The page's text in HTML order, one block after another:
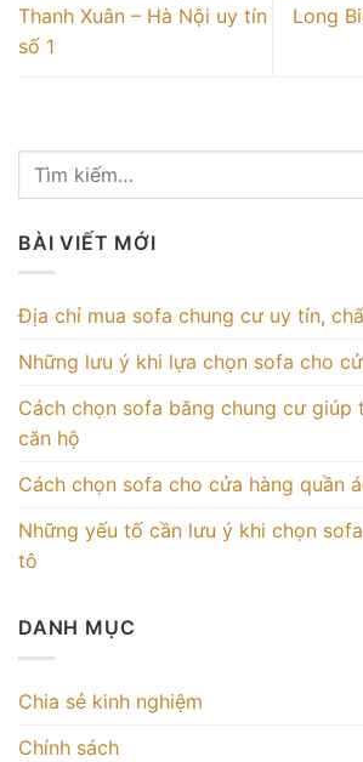
Thanh Xuân – Hà Nội uy tín
số 1
Long
BÀI VIẾT MỚI
Địa chỉ mua sofa chung cư uy tín,
Những lưu ý khi lựa chọn sofa cho
Cách chọn sofa băng chung cư giúp
căn hộ
Cách chọn sofa cho cửa hàng quần
Những yếu tố cần lưu ý khi chọn
tô
DANH MỤC
Chia sẻ kinh nghiệm
Chính sách